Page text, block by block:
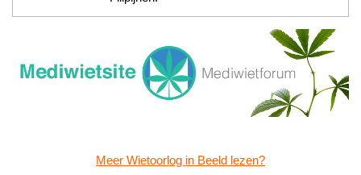
Meer Wietoorlog in Beeld lezen?